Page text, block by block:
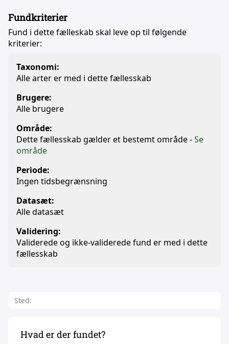
Fundkriterier
Fund i dette fælleskab skal leve op til følgende
kriterier:
Taxonomi:
Alle arter er med i dette fællesskab
Brugere:
Alle brugere
Område:
Dette fællesskab gælder et bestemt område -Se
område
Periode:
Ingen tidsbegrænsning
Datasæt:
Alle datasæt
Validering:
Validerede og ikke-validerede fund er med i dette
fællesskab
Sted:
Hvad er der fundet?